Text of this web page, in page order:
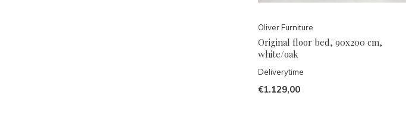
Oliver Furniture
Original floor bed, 90x200 cm,
white/oak
Deliverytime
€1.129,00